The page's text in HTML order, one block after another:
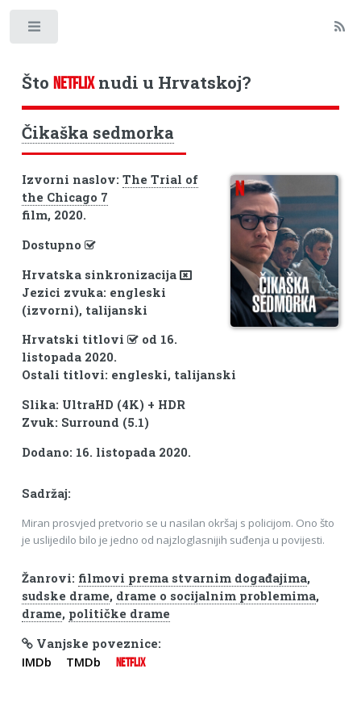
Što NETFLIXnudi u Hrvatskoj?
Čikaška sedmorka
Izvorni naslov: The Trial of
the Chicago 7
film, 2020.
Dostupno
Hrvatska sinkronizacija
Jezici zvuka: engleski
(izvorni), talijanski
Hrvatski titlovi
od 16.
listopada 2020.
Ostali titlovi: engleski, talijanski
Slika: UltraHD (4K) + HDR
Zvuk: Surround (5.1)
Dodano: 16. listopada 2020.
Sadržaj:
Miran prosvjed pretvorio se u nasilan okršaj s policijom. Ono što
je uslijedilo bilo je jedno od najzloglasnijih suđenja u povijesti.
Žanrovi: filmovi prema stvarnim događajima,
sudske drame, drame o socijalnim problemima,
drame, političke drame
Vanjske poveznice:
IMDb TMDb NETFLIX